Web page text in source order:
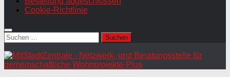
Cookie-Richtlinie
Suchen
nach: